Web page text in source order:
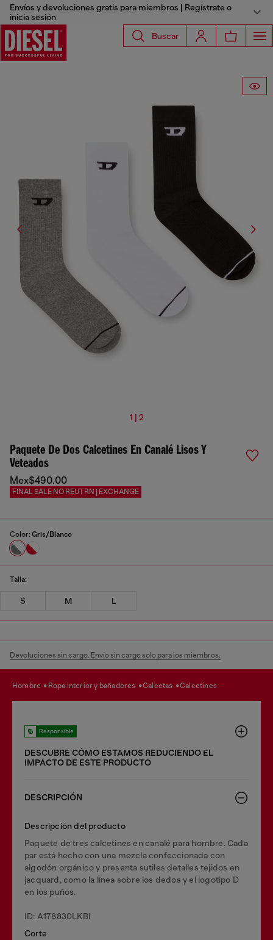
Envíos y devoluciones gratis para miembros | Regístrate o
inicia sesión
Buscar
1 | 2
Paquete De Dos Calcetines En Canalé Lisos Y
Veteados
Mex$490.00
FINAL SALE NO REUTRN | EXCHANGE
Color: Gris/Blanco
Talla:
S M L
Devoluciones sin cargo. Envío sin cargo solo para los miembros.
hombre ropa interior y bañadores calcetas calcetines
Responsible
DESCUBRE CÓMO ESTAMOS REDUCIENDO EL
IMPACTO DE ESTE PRODUCTO
DESCRIPCIÓN
Descripción del producto
Paquete de tres calcetines en canalé para hombre. Cada
par está hecho con una mezcla confeccionada con
algodón orgánico y presenta sutiles detalles tejidos en
jacquard, como la línea sobre los dedos y el logotipo D
en los puños.
ID: A178830LKBI
Corte